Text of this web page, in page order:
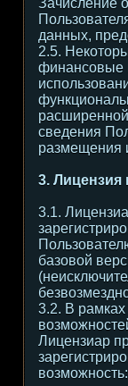
Зачисление
данных,
2.5.
финансовые
сведения
размещения
3. Лицензия
3.1.
базовой
3.2. В
Лицензиар
возможность: